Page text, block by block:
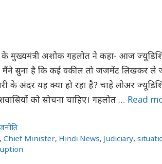
के मुख्यमंत्री अशोक गहलोत ने कहा- आज
है। मैंने सुना है कि कई वकील तो जजमेंट लिखकर
के अंदर यह क्या हो रहा है? चाहे लोअर
को सोचना चाहिए। गहलोत … Read
,Chief Minister, Hindi News, Judiciary,